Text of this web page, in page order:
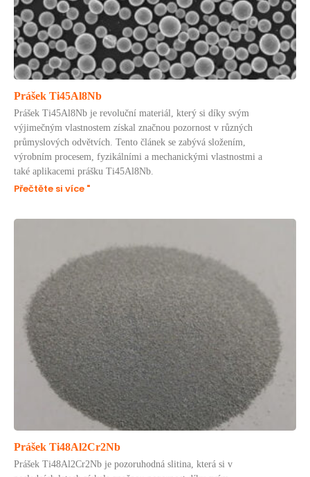
Prášek Ti45Al8Nb
Prášek Ti45Al8Nb je revoluční materiál, který si díky svým
výjimečným vlastnostem získal značnou pozornost v různých
průmyslových odvětvích. Tento článek se zabývá složením,
výrobním procesem, fyzikálními a mechanickými vlastnostmi a
také aplikacemi prášku Ti45Al8Nb.
Přečtěte si více "
Prášek Ti48Al2Cr2Nb
Prášek Ti48Al2Cr2Nb je pozoruhodná slitina, která si v